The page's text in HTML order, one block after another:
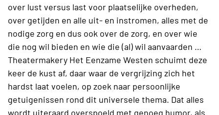
over lust versus last voor plaatselijke overheden,
over getijden en alle uit- en instromen, alles met de
nodige zorg en dus ook over de zorg, en over wie
die nog wil bieden en wie die (al) wil aanvaarden …
Theatermakery Het Eenzame Westen schuimt deze
keer de kust af, daar waar de vergrijzing zich het
hardst laat voelen, op zoek naar persoonlijke
getuigenissen rond dit universele thema. Dat alles
wordt uiteraard overspoeld met genoeg humor, als